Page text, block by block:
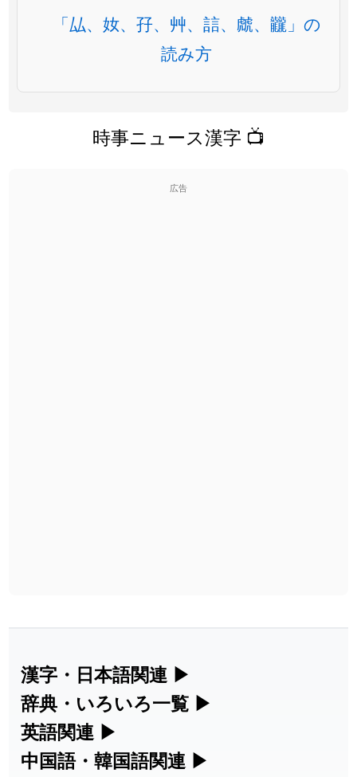
「厸、奻、孖、艸、誩、虤、龖」の
読み方
時事ニュース漢字 📺
広告
漢字・日本語関連 ▶
漢字の読み方検索、手書き入力、書き順
練習など、日本語学習に役立つツールを
集めています。
辞典・いろいろ一覧 ▶
部首・画数別の漢字一覧、熟語辞典、地
名・駅名検索など、各種リファレンスツ
英語関連 ▶
カタカナ語・略語の意味検索、発音記
中国語・韓国語関連 ▶